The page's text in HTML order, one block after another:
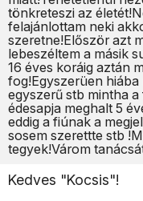
tönkreteszi az
felajánlottam neki
szeretne!Először azt
lebeszéltem a másik
16 éves koráig aztán
fog!Egyszerüen
egyszerű stb mintha
édesapja meghalt 5
eddig a fiúnak a
sosem szerettte stb
tegyek!Várom
Kedves "Kocsis"!